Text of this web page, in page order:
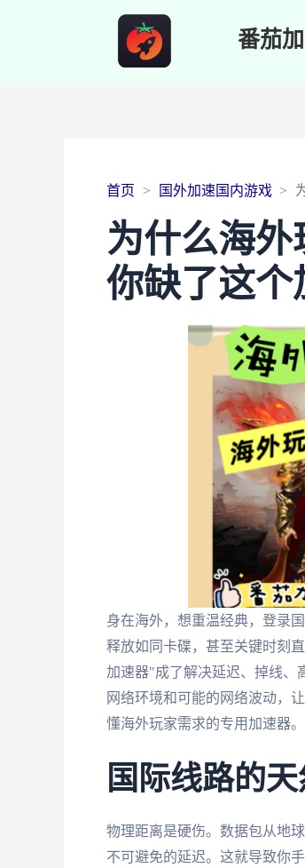
番茄
首页 国外加速国内游戏
为什么海
你缺了这个
身在海外，想重温经典，登录
释放如同卡碟，甚至关键时刻
加速器"成了解决延迟、掉线、
网络环境和可能的网络波动，
懂海外玩家需求的专用加速器。
国际线路的
物理距离是硬伤。数据包从地
不可避免的延迟。这就导致你